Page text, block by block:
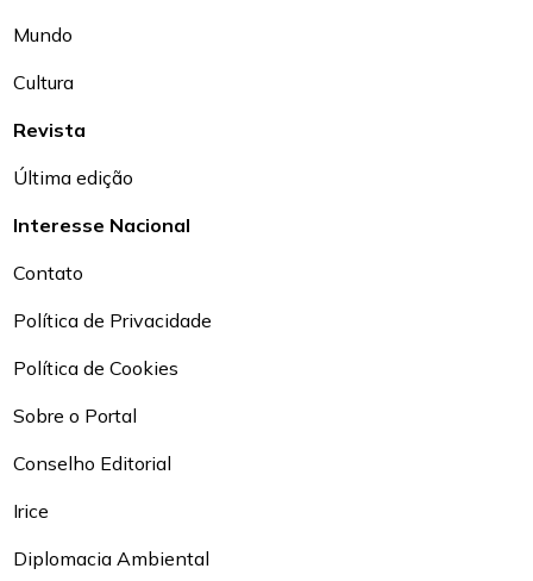
Mundo
Cultura
Revista
Última edição
Interesse Nacional
Contato
Política de Privacidade
Política de Cookies
Sobre o Portal
Conselho Editorial
Irice
Diplomacia Ambiental